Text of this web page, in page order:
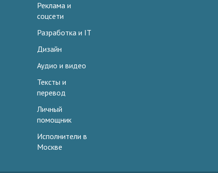
Реклама и
соцсети
Разработка и IT
Дизайн
Аудио и видео
Тексты и
перевод
Личный
помощник
Исполнители в
Москве